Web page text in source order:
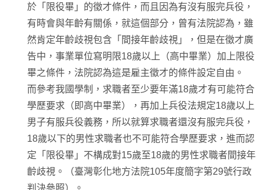
於「限役畢」的徵才條件，而且因為有沒有服完兵役，
有時會與年齡有關係，就這個部分，曾有法院認為，雖
然肯定年齡歧視包含「間接年齡歧視」，但是在徵才廣
告中，事業單位寫明限18歲以上（高中畢業）加上限役
畢之條件，法院認為這是雇主徵才的條件設定自由。
而參考我國學制，求職者至少要年滿18歲才有可能符合
學歷要求（即高中畢業），再加上兵役法規定18歲以上
男子有服兵役義務，所以就算求職者還沒有服完兵役，
18歲以下的男性求職者也不可能符合學歷要求，進而認
定「限役畢」不構成對15歲至18歲的男性求職者間接年
齡歧視。（臺灣彰化地方法院105年度簡字第29號行政
判決參照）。